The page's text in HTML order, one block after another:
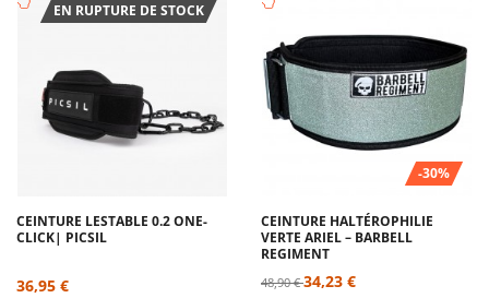
EN RUPTURE DE STOCK
CEINTURE LESTABLE 0.2 ONE-
CLICK| PICSIL
36,95 €
-30%
CEINTURE HALTÉROPHILIE
VERTE ARIEL – BARBELL
REGIMENT
48,90 €34,23 €